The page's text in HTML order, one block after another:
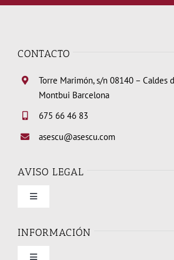
CONTACTO
Torre Marimón, s/n 08140 – Caldes
Montbui Barcelona
675 66 46 83
asescu@asescu.com
AVISO LEGAL
Toggle
Condiciones de uso
INFORMACIÓN